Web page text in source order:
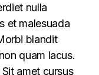
nulla
et malesuada
blandit
quam lacus.
amet cursus